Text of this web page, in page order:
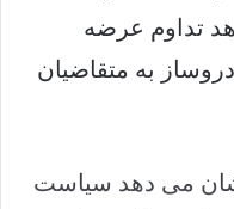
تداوم عرضه
به متقاضیان
می دهد سیاست